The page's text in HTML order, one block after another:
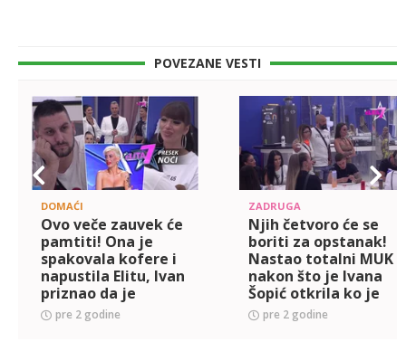
POVEZANE VESTI
DOMAĆI
Ovo veče zauvek će
pamtiti! Ona je
spakovala kofere i
napustila Elitu, Ivan
priznao da je
najgori otac na
svetu, a evo ko će
pre 2 godine
ZADRUGA
Njih četvoro će se
boriti za opstanak!
Nastao totalni MUK
nakon što je Ivana
Šopić otkrila ko je
nominovan - Biće
napeto! (VIDEO)
pre 2 godine